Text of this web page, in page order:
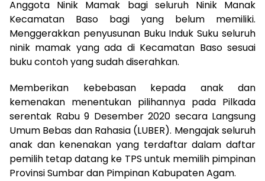
Anggota Ninik Mamak bagi seluruh Ninik Manak
Kecamatan Baso bagi yang belum memiliki.
Menggerakkan penyusunan Buku Induk Suku seluruh
ninik mamak yang ada di Kecamatan Baso sesuai
buku contoh yang sudah diserahkan.
Memberikan kebebasan kepada anak dan
kemenakan menentukan pilihannya pada Pilkada
serentak Rabu 9 Desember 2020 secara Langsung
Umum Bebas dan Rahasia (LUBER). Mengajak seluruh
anak dan kenenakan yang terdaftar dalam daftar
pemilih tetap datang ke TPS untuk memilih pimpinan
Provinsi Sumbar dan Pimpinan Kabupaten Agam.